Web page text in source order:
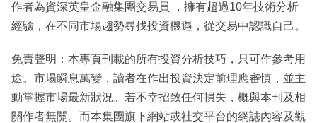
作者為資深英皇金融集團交易員 ，擁有超過10年技術分析
經驗，在不同市場趨勢尋找投資機遇，從交易中認識自己。
免責聲明：本專頁刊載的所有投資分析技巧，只可作參考用
途。市場瞬息萬變，讀者在作出投資決定前理應審慎，並主
動掌握市場最新狀況。若不幸招致任何損失，概與本刊及相
關作者無關。而本集團旗下網站或社交平台的網誌內容及觀